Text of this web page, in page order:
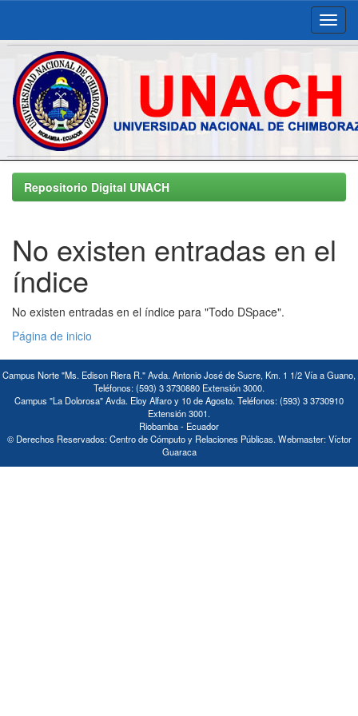
Skip
navigationRepositorio Digital UNACH
No existen entradas en el
índice
No existen entradas en el índice para "Todo DSpace".
Página de inicio
Campus Norte "Ms. Edison Riera R." Avda. Antonio José de Sucre, Km. 1 1/2 Vía a Guano,
Teléfonos: (593) 3 3730880 Extensión 3000.
Campus "La Dolorosa" Avda. Eloy Alfaro y 10 de Agosto. Teléfonos: (593) 3 3730910
Extensión 3001.
Riobamba - Ecuador
© Derechos Reservados: Centro de Cómputo y Relaciones Públicas. Webmaster: Víctor
Guaraca